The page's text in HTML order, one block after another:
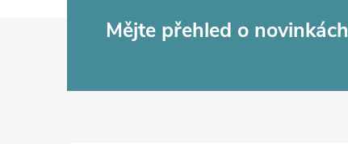
Mějte přehled o novinkách